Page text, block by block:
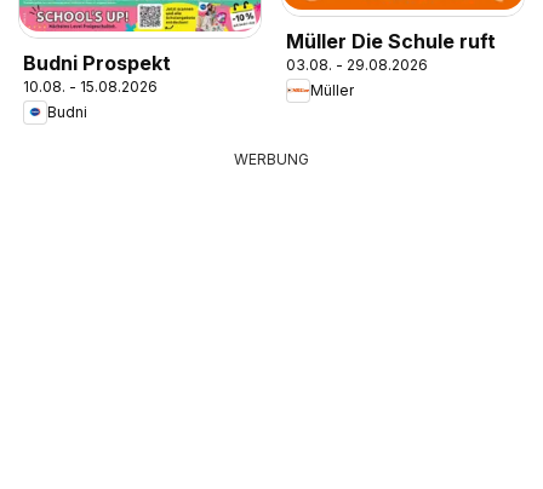
Budni Prospekt
10.08. - 15.08.2026
Budni
Müller Die Schule ruft
03.08. - 29.08.2026
Müller
WERBUNG